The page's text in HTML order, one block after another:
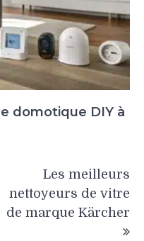
domotique DIY à
Les meilleurs
nettoyeurs de vitre
de marque Kärcher